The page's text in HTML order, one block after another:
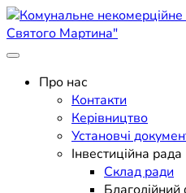
Skip
to
content
Комунальне
Святого
Поліклініка Мукачево
Про нас
Контакти
Керівництво
Установчі
Інвестиційна рада
Склад ради